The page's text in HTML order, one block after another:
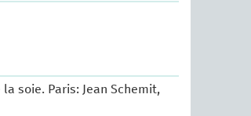
soie. Paris: Jean Schemit,